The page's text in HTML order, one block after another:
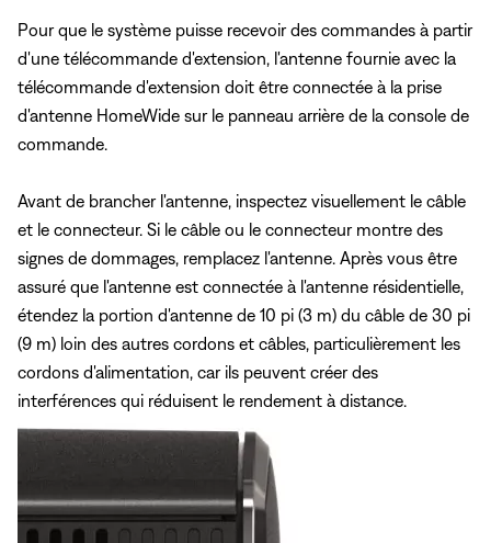
Pour que le système puisse recevoir des commandes à partir
d'une télécommande d'extension, l'antenne fournie avec la
télécommande d'extension doit être connectée à la prise
d'antenne HomeWide sur le panneau arrière de la console de
commande.
Avant de brancher l'antenne, inspectez visuellement le câble
et le connecteur. Si le câble ou le connecteur montre des
signes de dommages, remplacez l'antenne. Après vous être
assuré que l'antenne est connectée à l'antenne résidentielle,
étendez la portion d'antenne de 10 pi (3 m) du câble de 30 pi
(9 m) loin des autres cordons et câbles, particulièrement les
cordons d'alimentation, car ils peuvent créer des
interférences qui réduisent le rendement à distance.